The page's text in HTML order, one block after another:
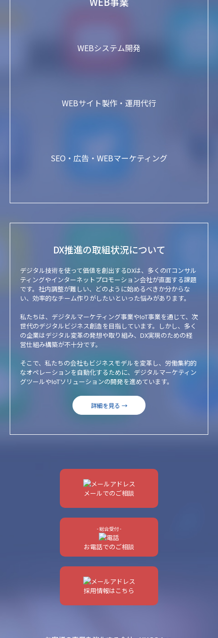
WEBシステム開発
WEBサイト製作・運用代行
SEO・広告・WEBマーケティング
DX推進の取組状況について
デジタル技術を使って価値を創出するDXは、多くのITコンサル
ティングやインターネットプロモーション会社が直面する課題
です。社内調整が難しい、どのように始めるべきか分からな
い、効率的なチーム作りがしたいといった悩みがあります。
私たちは、デジタルマーケティング事業やIoT事業を通じて、次
世代のデジタルビジネス創造を目指しています。しかし、多く
の企業はデジタル変革の発想や取り組み、DX実現のための経
営仕組み構築が不十分です。
そこで、私たちの会社もビジネスモデルを変革し、労働集約的
なオペレーションを自動化するために、デジタルマーケティン
グツールやIoTソリューションの開発を進めています。
詳細を見る →
メールでのご相談
- 総合受付 -
お電話でのご相談
採用情報はこちら